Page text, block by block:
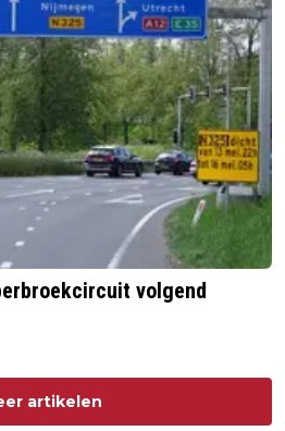
volgend
artikelen